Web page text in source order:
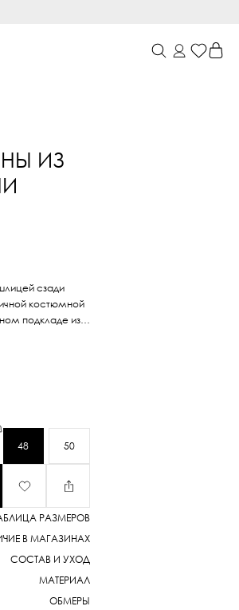
ИЗ
сзади
костюмной
подкладе из
48 50
РАЗМЕРОВ
В МАГАЗИНАХ
СОСТАВ И УХОД
МАТЕРИАЛ
ОБМЕРЫ